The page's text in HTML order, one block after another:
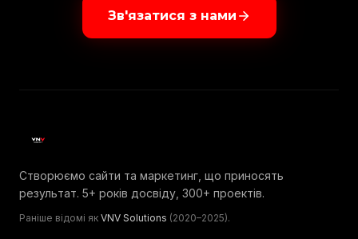
Зв'язатися з нами
Створюємо сайти та маркетинг, що приносять
результат. 5+ років досвіду, 300+ проектів.
Раніше відомі як VNV Solutions (2020–2025).